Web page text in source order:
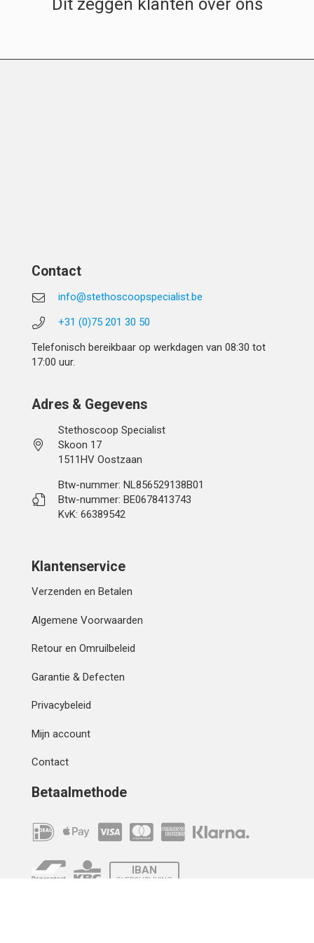
Dit zeggen klanten over ons
Contact
info@stethoscoopspecialist.be
+31 (0)75 201 30 50
Telefonisch bereikbaar op werkdagen van 08:30 tot
17:00 uur.
Adres & Gegevens
Stethoscoop Specialist
Skoon 17
1511HV Oostzaan
Btw-nummer: NL856529138B01
Btw-nummer: BE0678413743
KvK: 66389542
Klantenservice
Verzenden en Betalen
Algemene Voorwaarden
Retour en Omruilbeleid
Garantie & Defecten
Privacybeleid
Mijn account
Contact
Betaalmethode
IBAN
OVERCHRIJVING